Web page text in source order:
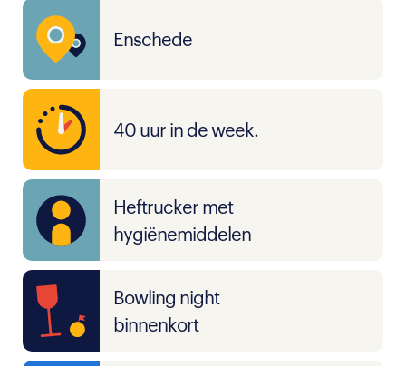
Enschede
40 uur in de week.
Heftrucker met
hygiënemiddelen
Bowling night
binnenkort